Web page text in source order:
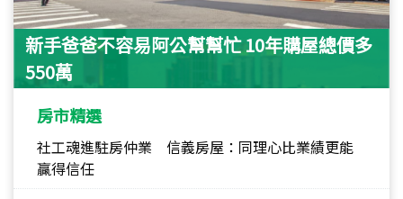
新手爸爸不容易阿公幫幫忙 10年購屋總價多
550萬
房市精選
社工魂進駐房仲業 信義房屋：同理心比業績更能
贏得信任